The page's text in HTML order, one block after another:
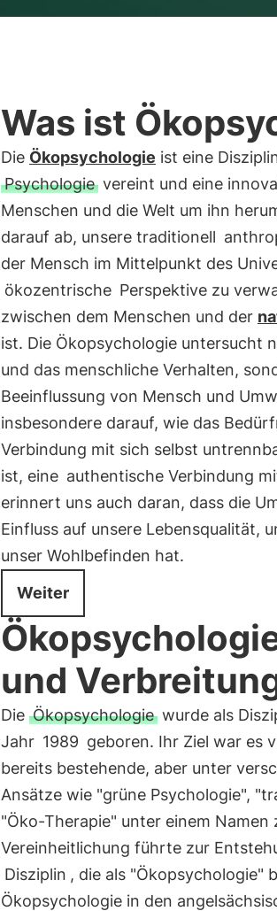
Was ist
Die Ökopsychologie ist eine
Psychologievereint und eine
Menschen und die Welt um ihn
darauf ab, unsere traditionell
der Mensch im Mittelpunkt des
ökozentrische Perspektive zu
zwischen dem Menschen und der
ist. Die Ökopsychologie untersucht
und das menschliche Verhalten,
Beeinflussung von Mensch und
insbesondere darauf, wie das
Verbindung mit sich selbst
ist, eine authentische Verbindung
erinnert uns auch daran, dass die
Einfluss auf unsere Lebensqualität,
unser Wohlbefinden hat.
Weiter
und
Die Ökopsychologiewurde als
Jahr 1989 geboren. Ihr Ziel war es
bereits bestehende, aber unter
Ansätze wie "grüne Psychologie",
"Öko-Therapie" unter einem Namen
Vereinheitlichung führte zur
Disziplin , die als "Ökopsychologie"
Ökopsychologie in den